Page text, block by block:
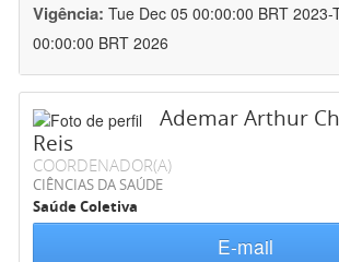
Vigência: Tue Dec 05 00:00:00 BRT 2023-
00:00:00 BRT 2026
Ademar Arthur
Reis
COORDENADOR(A)
CIÊNCIAS DA SAÚDE
Saúde Coletiva
E-mail